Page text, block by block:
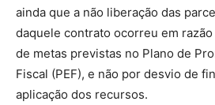
ainda que a não liberação das
daquele contrato ocorreu em
de metas previstas no Plano de
Fiscal (PEF), e não por desvio de
aplicação dos recursos.